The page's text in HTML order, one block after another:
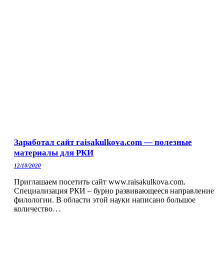
Заработал сайт raisakulkova.com — полезные
материалы для РКИ
12/10/2020
Приглашаем посетить сайт www.raisakulkova.com.
Специализация РКИ – бурно развивающееся направление
филологии. В области этой науки написано большое
количество…